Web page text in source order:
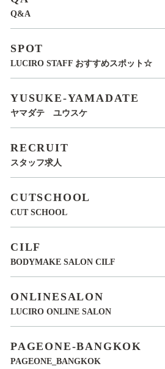
Q&A
SPOT
LUCIRO STAFF おすすめスポット☆
YUSUKE-YAMADATE
ヤマダテ ユウスケ
RECRUIT
スタッフ求人
CUTSCHOOL
CUT SCHOOL
CILF
BODYMAKE SALON CILF
ONLINESALON
LUCIRO ONLINE SALON
PAGEONE-BANGKOK
PAGEONE_BANGKOK